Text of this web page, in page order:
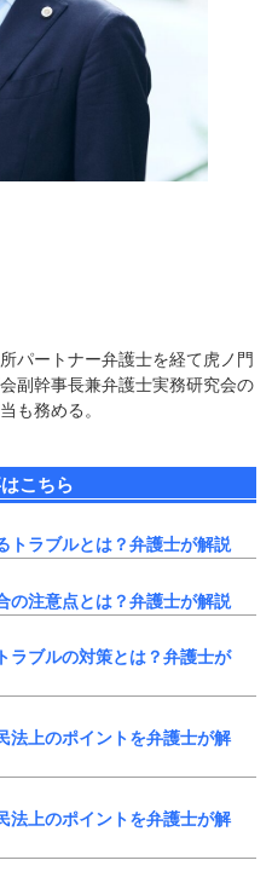
パートナー弁護士を経て虎ノ門
副幹事長兼弁護士実務研究会の
も務める。
こちら
トラブルとは？弁護士が解説
の注意点とは？弁護士が解説
ラブルの対策とは？弁護士が
法上のポイントを弁護士が解
法上のポイントを弁護士が解